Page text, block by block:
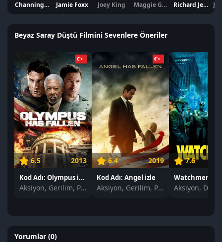
Channing Tatum Jamie Foxx Joey King Maggie Gyllenhaal Richard Jenkins
Beyaz Saray Düştü Filmini Sevenlere Öneriler
6.5 2013
Kod Adı: Olympus izle
Aksiyon, Gerilim, Polisiye
6.4 2019
Kod Adı: Angel izle
Aksiyon, Gerilim, Polisiye
7.6
Watchmen izle
Yorumlar (0)